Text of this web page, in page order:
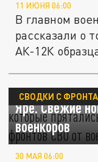
11 ИЮНЯ 06:00
В главном
рассказали о
АК-12К
Бросили свои.
боевиков ВСУ,
Яре. Свежие
военкоров
СВОДКИ С ФРОНТА
30 МАЯ 06:00